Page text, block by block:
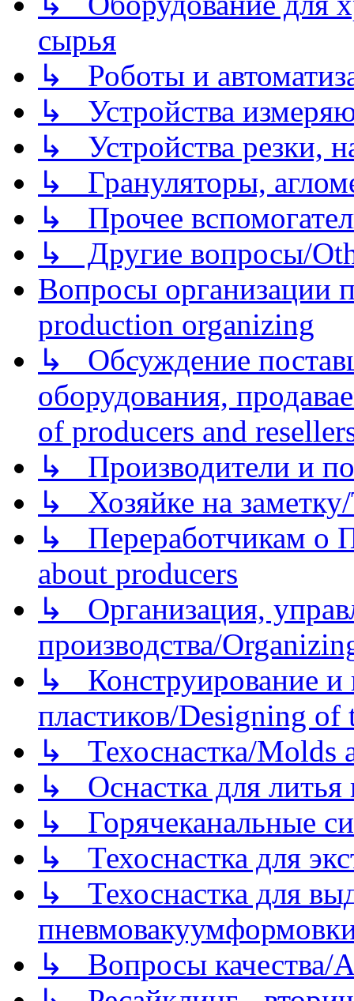
сырья
↳ Роботы и
↳ Устройства
↳ Устройства резки,
↳ Грануляторы,
↳ Прочее
↳ Другие вопросы/
Вопросы организации
production organizing
↳ Обсуждение
оборудования,
of producers and
↳ Производители и
↳ Хозяйке на
↳ Переработчикам о
about producers
↳ Организация,
производства/
↳ Конструирование и
пластиков/Designing of
↳ Техоснастка/Molds
↳ Оснастка для литья
↳ Горячеканальные
↳ Техоснастка для
↳ Техоснастка для
↳ Вопросы качества/